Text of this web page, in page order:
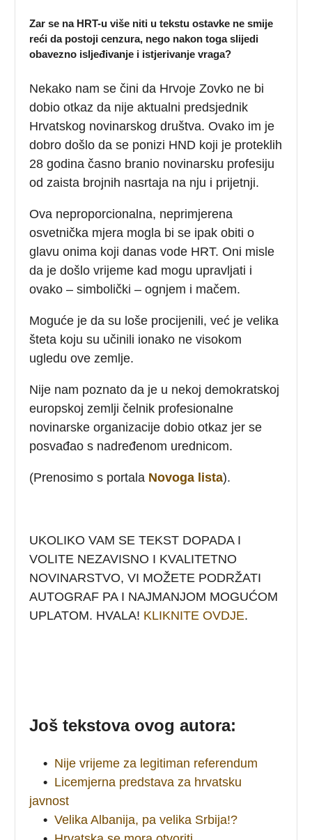
Zar se na HRT-u više niti u tekstu ostavke ne smije
reći da postoji cenzura, nego nakon toga slijedi
obavezno isljeđivanje i istjerivanje vraga?
Nekako nam se čini da Hrvoje Zovko ne bi
dobio otkaz da nije aktualni predsjednik
Hrvatskog novinarskog društva. Ovako im je
dobro došlo da se ponizi HND koji je proteklih
28 godina časno branio novinarsku profesiju
od zaista brojnih nasrtaja na nju i prijetnji.
Ova neproporcionalna, neprimjerena
osvetnička mjera mogla bi se ipak obiti o
glavu onima koji danas vode HRT. Oni misle
da je došlo vrijeme kad mogu upravljati i
ovako – simbolički – ognjem i mačem.
Moguće je da su loše procijenili, već je velika
šteta koju su učinili ionako ne visokom
ugledu ove zemlje.
Nije nam poznato da je u nekoj demokratskoj
europskoj zemlji čelnik profesionalne
novinarske organizacije dobio otkaz jer se
posvađao s nadređenom urednicom.
(Prenosimo s portala Novoga lista).
UKOLIKO VAM SE TEKST DOPADA I
VOLITE NEZAVISNO I KVALITETNO
NOVINARSTVO, VI MOŽETE PODRŽATI
AUTOGRAF PA I NAJMANJOM MOGUĆOM
UPLATOM. HVALA! KLIKNITE OVDJE.
Još tekstova ovog autora:
• Nije vrijeme za legitiman referendum
• Licemjerna predstava za hrvatsku
javnost
• Velika Albanija, pa velika Srbija!?